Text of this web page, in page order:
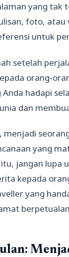
yang tak
foto,
untuk
setelah
orang-
hadapi
dan
menjadi
yang
itu, jangan
kepada
yang